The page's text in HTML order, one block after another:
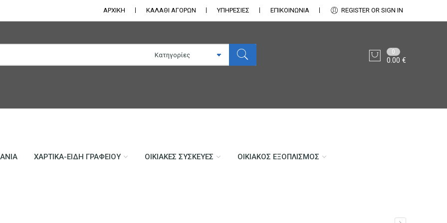
ΑΡΧΙΚΗ ΚΑΛΑΘΙ ΑΓΟΡΩΝ ΥΠΗΡΕΣΙΕΣ ΕΠΙΚΟΙΝΩΝΊΑ REGISTER OR SIGN IN
0
0.00€
ΧΑΡΤΙΚΆ-ΕΊΔΗ ΓΡΑΦΕΊΟΥ ΟΙΚΙΑΚΈΣ ΣΥΣΚΕΥΈΣ ΟΙΚΙΑΚΌΣ ΕΞΟΠΛΙΣΜΌΣ